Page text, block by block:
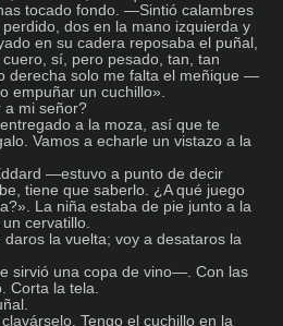
tocado fondo. —Sintió calambres
dos en la mano izquierda y
en su cadera reposaba el puñal,
sí, pero pesado, tan, tan
solo me falta el meñique —
empuñar un cuchillo».
mi señor?
a la moza, así que te
Vamos a echarle un vistazo a la
—estuvo a punto de decir
tiene que saberlo. ¿A qué juego
La niña estaba de pie junto a la
cervatillo.
la vuelta; voy a desataros la
sirvió una copa de vino—. Con las
Corta la tela.
Tengo el cuchillo en la